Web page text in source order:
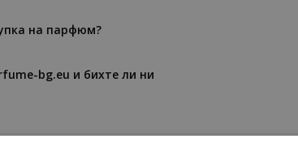
на парфюм?
bg.eu и бихте ли ни